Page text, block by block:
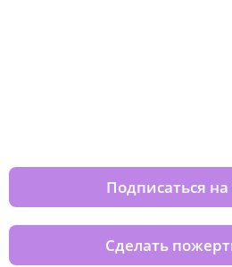
Подписаться на
Сделать